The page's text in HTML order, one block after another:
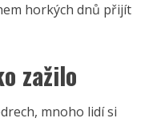
horkých dnů přijít
zažilo
mnoho lidí si